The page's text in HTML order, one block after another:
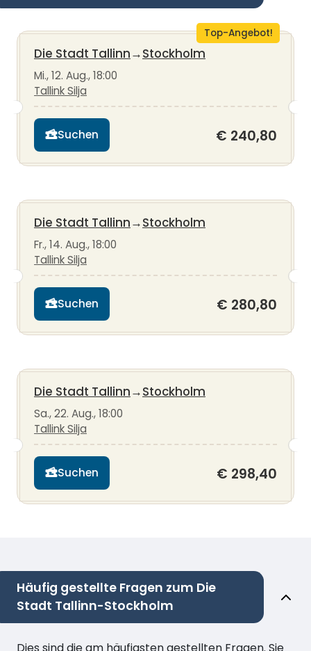
Top-Angebot!
Die Stadt Tallinn→Stockholm
Mi., 12. Aug., 18:00
Tallink Silja
Suchen € 240,80
Die Stadt Tallinn→Stockholm
Fr., 14. Aug., 18:00
Tallink Silja
Suchen € 280,80
Die Stadt Tallinn→Stockholm
Sa., 22. Aug., 18:00
Tallink Silja
Suchen € 298,40
Häufig gestellte Fragen zum Die
Stadt Tallinn-Stockholm